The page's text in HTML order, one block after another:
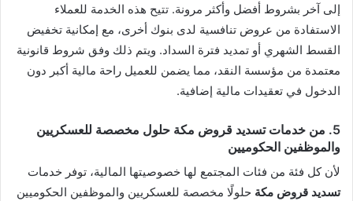
إلى آخر بشروط أفضل وأكثر مرونة. تتيح هذه الخدمة للعملاء
الاستفادة من عروض تنافسية لدى بنوك أخرى، مع إمكانية تخفيض
القسط الشهري أو تمديد فترة السداد. ويتم ذلك وفق شروط قانونية
معتمدة من مؤسسة النقد، مما يضمن للعميل راحة مالية أكبر دون
الدخول في تعقيدات مالية إضافية.
5. من خدمات تسديد قروض مكة حلول مخصصة للعسكريين
والموظفين الحكوميين
لأن كل فئة من فئات المجتمع لها خصوصيتها المالية، توفر خدمات
تسديد قروض مكة حلولًا مخصصة للعسكريين والموظفين الحكوميين